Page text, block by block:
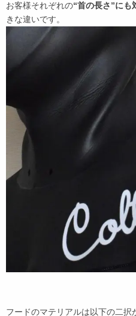
お客様それぞれの“首の長さ”にも
きな違いです。
フードのマテリアルは以下の二択